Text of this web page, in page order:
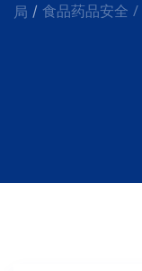
局 / 食品药品安全 /